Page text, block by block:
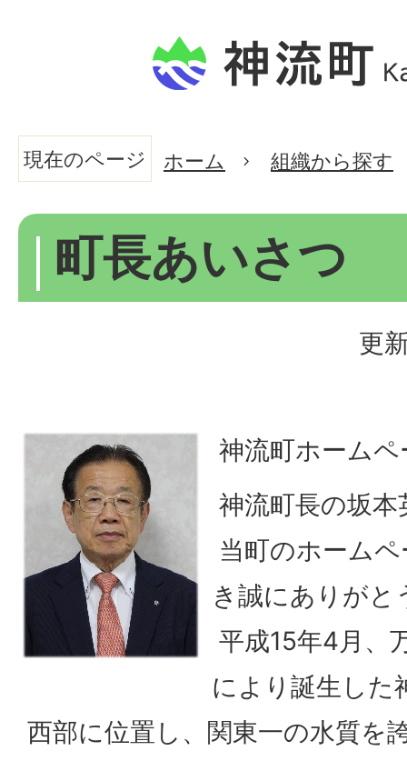
現在のページ ホーム 組織から探す
町長あいさつ
更
神流町ホーム
神流町長の坂
当町のホーム
き誠にありがと
平成15年4月、
により誕生した
西部に位置し、関東一の水質を